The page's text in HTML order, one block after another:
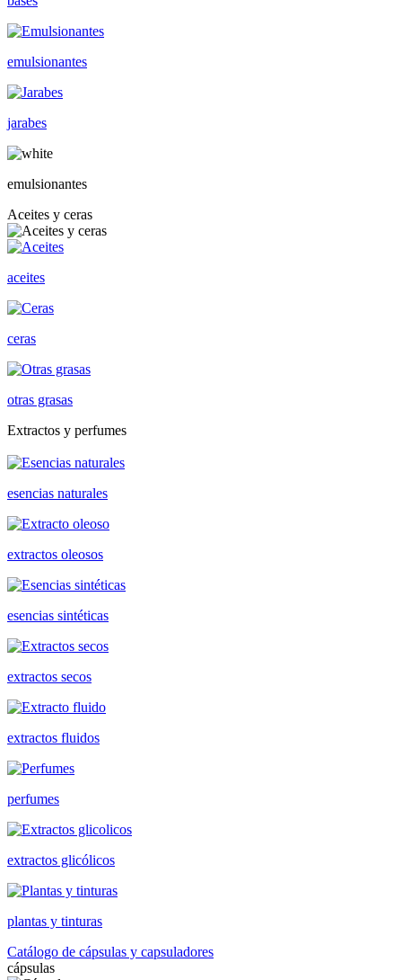
emulsionantes
jarabes
emulsionantes
Aceites y ceras
aceites
ceras
otras grasas
Extractos y perfumes
esencias naturales
extractos oleosos
esencias sintéticas
extractos secos
extractos fluidos
perfumes
extractos glicólicos
plantas y tinturas
Catálogo de cápsulas y capsuladores
cápsulas